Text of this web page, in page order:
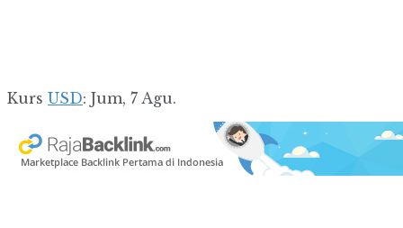
Kurs USD: Jum, 7 Agu.